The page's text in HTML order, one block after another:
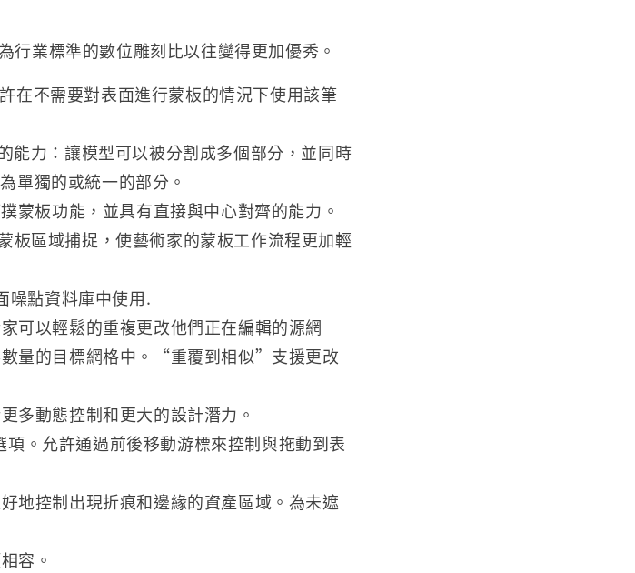
行業標準的數位雕刻比以往變得更加優秀。
在不需要對表面進行蒙板的情況下使用該筆
力：讓模型可以被分割成多個部分，並同時
單獨的或統一的部分。
蒙板功能，並具有直接與中心對齊的能力。
區域捕捉，使藝術家的蒙板工作流程更加輕
噪點資料庫中使用.
以輕鬆的重複更改他們正在編輯的源網
量的目標網格中。“重覆到相似”支援更改
多動態控制和更大的設計潛力。
。允許通過前後移動游標來控制與拖動到表
地控制出現折痕和邊緣的資產區域。為未遮
容。